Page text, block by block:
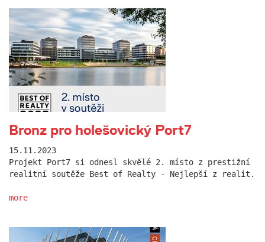
Bronz pro holešovický Port7
15.11.2023
Projekt Port7 si odnesl skvělé 2. místo z prestižní
realitní soutěže Best of Realty - Nejlepší z realit.
more